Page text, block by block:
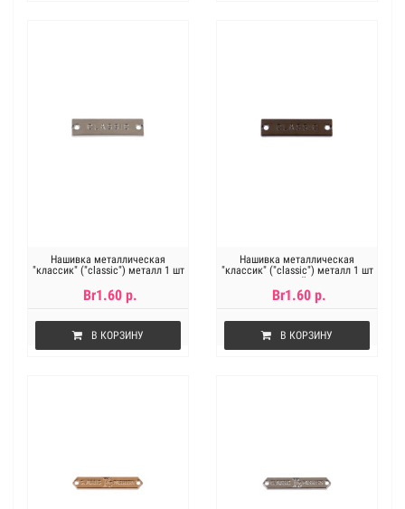
Нашивка металлическая
"классик" ("classic") металл 1 шт
Br1.60 р.
В КОРЗИНУ
Нашивка металлическая
"классик" ("classic") металл 1 шт
под черный никель
Br1.60 р.
В КОРЗИНУ